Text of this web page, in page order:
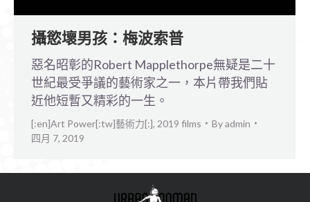
攝慾壞男孩：梅波索普
惡名昭彰的Robert Mapplethorpe無疑是二十
世紀最受爭議的藝術家之一，本片帶我們貼
近他短暫又精彩的一生。
[:en]Art Power[:tw]藝術力[:], 2019 films Byadmin
四月 7, 2019